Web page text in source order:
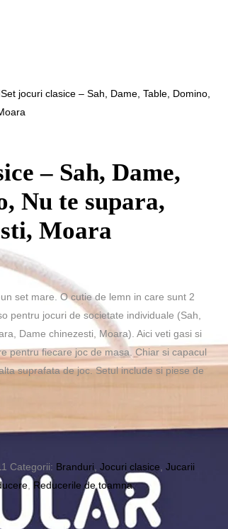
Set jocuri clasice – Sah, Dame, Table, Domino,
– Sah, Dame,
Nu te supara,
Moara
set mare. O cutie de lemn in care sunt 2
pentru jocuri de societate individuale (Sah,
Dame chinezesti, Moara). Aici veti gasi si
pentru fiecare joc de masa. Chiar si capacul
suprafata de joc. Setul include si piese de
Categorii: Branduri Jocuri clasice Jucarii
, Reducerile de toamna